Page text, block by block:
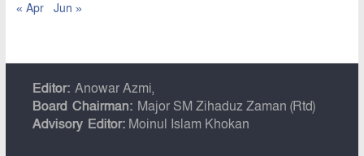
« Apr Jun »
Editor: Anowar Azmi,
Board Chairman: Major SM Zihaduz Zaman (Rtd)
Advisory Editor:Moinul Islam Khokan